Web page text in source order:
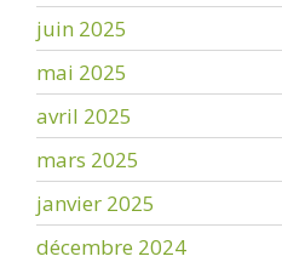
juin 2025
mai 2025
avril 2025
mars 2025
janvier 2025
décembre 2024